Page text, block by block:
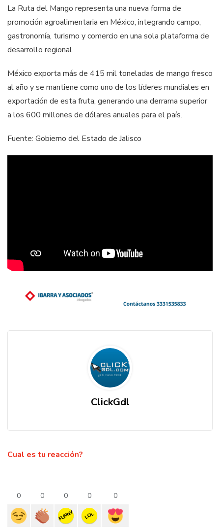
La Ruta del Mango representa una nueva forma de
promoción agroalimentaria en México, integrando campo,
gastronomía, turismo y comercio en una sola plataforma de
desarrollo regional.
México exporta más de 415 mil toneladas de mango fresco
al año y se mantiene como uno de los líderes mundiales en
exportación de esta fruta, generando una derrama superior
a los 600 millones de dólares anuales para el país.
Fuente: Gobierno del Estado de Jalisco
ClickGdl
Cual es tu reacción?
0 0 0
FUNNY
0
LOL
0